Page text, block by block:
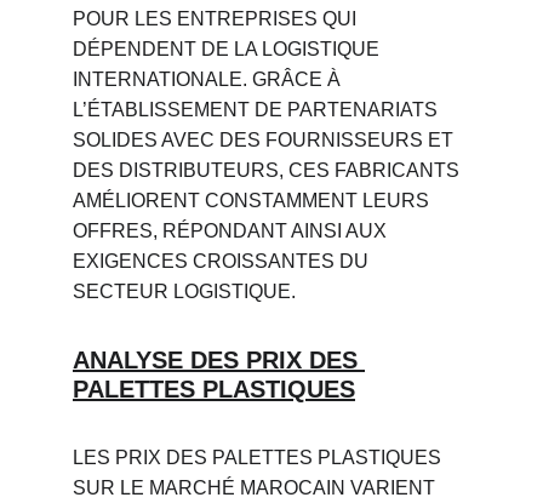
POUR LES ENTREPRISES QUI
DÉPENDENT DE LA LOGISTIQUE
INTERNATIONALE. GRÂCE À
L’ÉTABLISSEMENT DE PARTENARIATS
SOLIDES AVEC DES FOURNISSEURS ET
DES DISTRIBUTEURS, CES FABRICANTS
AMÉLIORENT CONSTAMMENT LEURS
OFFRES, RÉPONDANT AINSI AUX
EXIGENCES CROISSANTES DU
SECTEUR LOGISTIQUE.
ANALYSE DES PRIX DES
PALETTES PLASTIQUES
LES PRIX DES PALETTES PLASTIQUES
SUR LE MARCHÉ MAROCAIN VARIENT